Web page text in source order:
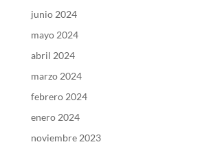
junio 2024
mayo 2024
abril 2024
marzo 2024
febrero 2024
enero 2024
noviembre 2023